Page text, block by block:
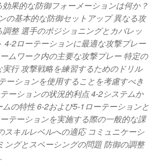
果的な防御フォーメーションは何か？
の基本的な防御セットアップ 異なる攻
整 選手のポジショニングとカバレッ
4-2ローテーションに最適な攻撃プレー
ムワーク内の主要な攻撃プレー 特定の
実行 攻撃戦略を練習するためのドリル
ーションを使用することを考慮すべき
ーションの状況的利点 4-2システムか
の特性 6-2および5-1ローテーションと
テーションを実施する際の一般的な課
スキルレベルへの適応 コミュニケーシ
ングとスペーシングの問題 防御の調整